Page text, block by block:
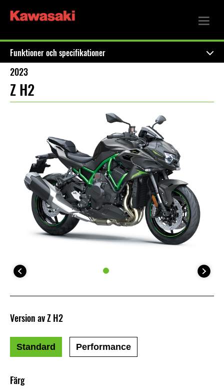
Funktioner och specifikationer
2023
Z H2
Färg
Version av Z H2
Standard Performance